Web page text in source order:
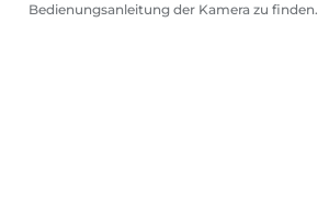
Bedienungsanleitung der Kamera zu finden.